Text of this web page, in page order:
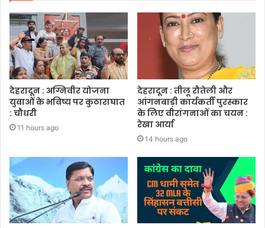
देहरादून : अग्निवीर योजना
युवाओं के भविष्य पर कुठाराघात
: चौधरी
11 hours ago
देहरादून : तीलू रौतेली और
आंगनबाड़ी कार्यकर्ती पुरस्कार
के लिए वीरांगनाओं का चयन :
रेखा आर्या
14 hours ago